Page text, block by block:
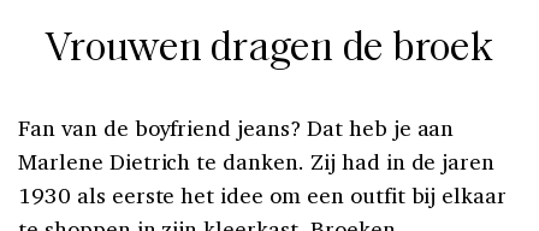
Vrouwen dragen de broek
Fan van de boyfriend jeans? Dat heb je aan
Marlene Dietrich te danken. Zij had in de jaren
1930 als eerste het idee om een outfit bij elkaar